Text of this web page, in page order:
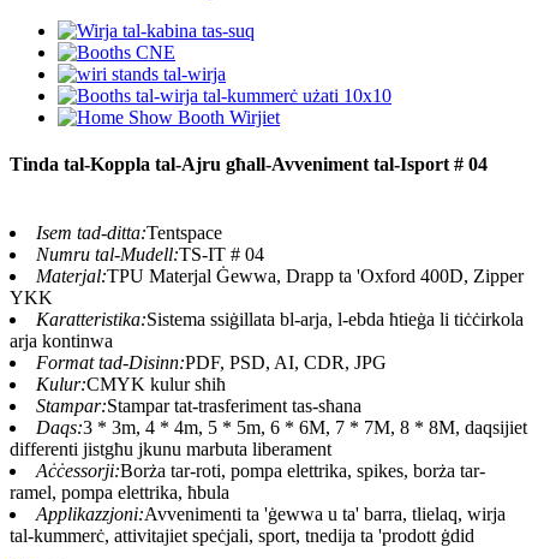
Tinda tal-Koppla tal-Ajru għall-Avveniment tal-Isport # 04
Isem tad-ditta:Tentspace
Numru tal-Mudell:TS-IT # 04
Materjal:TPU Materjal Ġewwa, Drapp ta 'Oxford 400D, Zipper
YKK
Karatteristika:Sistema ssiġillata bl-arja, l-ebda ħtieġa li tiċċirkola
arja kontinwa
Format tad-Disinn:PDF, PSD, AI, CDR, JPG
Kulur:CMYK kulur sħiħ
Stampar:Stampar tat-trasferiment tas-sħana
Daqs:3 * 3m, 4 * 4m, 5 * 5m, 6 * 6M, 7 * 7M, 8 * 8M, daqsijiet
differenti jistgħu jkunu marbuta liberament
Aċċessorji:Borża tar-roti, pompa elettrika, spikes, borża tar-
ramel, pompa elettrika, ħbula
Applikazzjoni:Avvenimenti ta 'ġewwa u ta' barra, tlielaq, wirja
tal-kummerċ, attivitajiet speċjali, sport, tnedija ta 'prodott ġdid